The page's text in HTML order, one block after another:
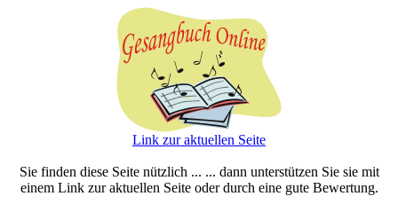
Link zur aktuellen Seite
Sie finden diese Seite nützlich ... ... dann unterstützen Sie sie mit
einem Link zur aktuellen Seite oder durch eine gute Bewertung.